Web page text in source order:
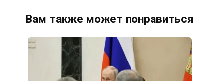
Вам также может понравиться